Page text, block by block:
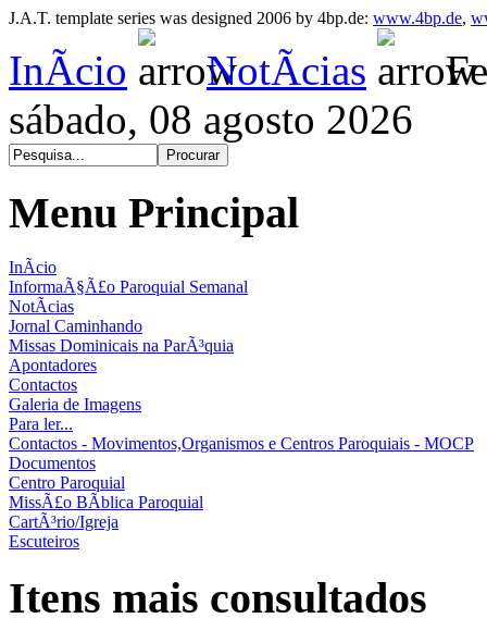
J.A.T. template series was designed 2006 by 4bp.de: www.4bp.de,
InÃ­cio NotÃ­cias
sábado, 08 agosto 2026
Menu Principal
InÃ­cio
InformaÃ§Ã£o Paroquial Semanal
NotÃ­cias
Jornal Caminhando
Missas Dominicais na ParÃ³quia
Apontadores
Contactos
Galeria de Imagens
Para ler...
Contactos - Movimentos,Organismos e Centros Paroquiais - MOCP
Documentos
Centro Paroquial
MissÃ£o BÃ­blica Paroquial
CartÃ³rio/Igreja
Escuteiros
Itens mais consultados